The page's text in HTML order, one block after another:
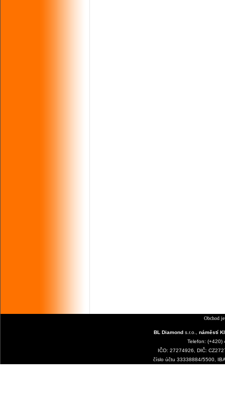
Obchod
BL Diamonds.r.o., náměstí
Telefon: (+420)
IČO: 27274926, DIČ:
číslo účtu 33338884/5500,